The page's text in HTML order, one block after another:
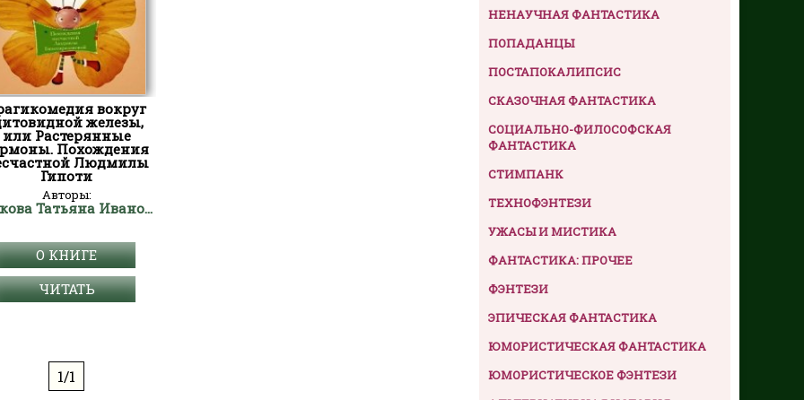
вокруг
железы,
или Растерянные
Похождения
Людмилы
Гипоти
Авторы:
Грекова Татьяна Ивановна
О КНИГЕ
ЧИТАТЬ
1/1
НЕНАУЧНАЯ ФАНТАСТИКА
ПОПАДАНЦЫ
ПОСТАПОКАЛИПСИС
СКАЗОЧНАЯ ФАНТАСТИКА
СОЦИАЛЬНО-ФИЛОСОФСКАЯ
ФАНТАСТИКА
СТИМПАНК
ТЕХНОФЭНТЕЗИ
УЖАСЫ И МИСТИКА
ФАНТАСТИКА: ПРОЧЕЕ
ФЭНТЕЗИ
ЭПИЧЕСКАЯ ФАНТАСТИКА
ЮМОРИСТИЧЕСКАЯ ФАНТАСТИКА
ЮМОРИСТИЧЕСКОЕ ФЭНТЕЗИ